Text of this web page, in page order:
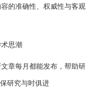
的准确性、权威性与客观
思潮
章每月都能发布，帮助研
研究与时俱进